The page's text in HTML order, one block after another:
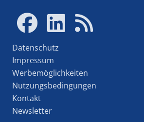
Datenschutz
Impressum
Werbemöglichkeiten
Nutzungsbedingungen
Kontakt
Newsletter